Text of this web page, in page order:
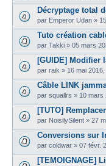
Décryptage total
par Emperor Udan »
Tuto création
par Takki » 05 mars
[GUIDE] Modifier
par raik » 16 mai
Câble LINK
par squallrs » 10 mars
[TUTO]
par NoisilySilent » 27
Conversions sur
par coldwar » 07 févr.
[TEMOIGNAGE]